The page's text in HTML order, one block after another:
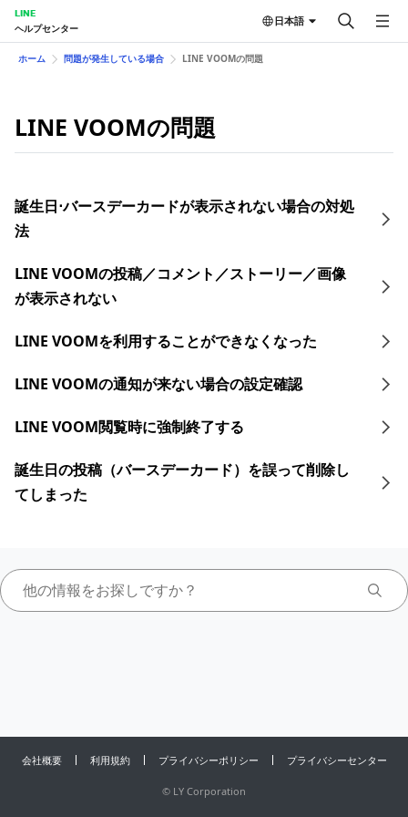
LINE
ヘルプセンター
日本語
ホーム 問題が発生している場合 LINE VOOMの問題
LINE VOOMの問題
誕生日⋅バースデーカードが表示されない場合の対処
法
LINE VOOMの投稿／コメント／ストーリー／画像
が表示されない
LINE VOOMを利用することができなくなった
LINE VOOMの通知が来ない場合の設定確認
LINE VOOM閲覧時に強制終了する
誕生日の投稿（バースデーカード）を誤って削除し
てしまった
会社概要 利用規約 プライバシーポリシー プライバシーセンター
© LY Corporation